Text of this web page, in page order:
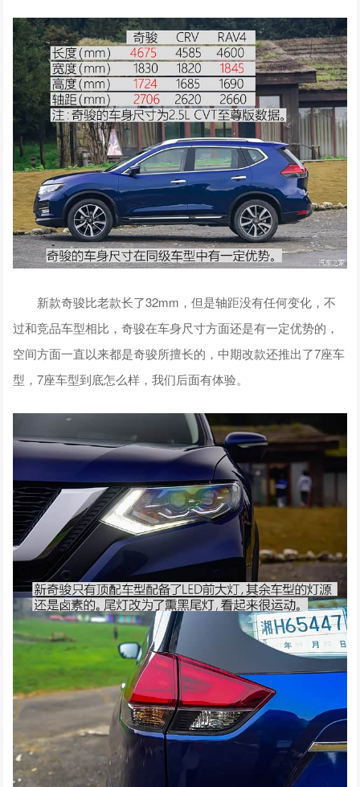
新款奇骏比老款长了32mm，但是轴距没有任何变化，不
过和竞品车型相比，奇骏在车身尺寸方面还是有一定优势的，
空间方面一直以来都是奇骏所擅长的，中期改款还推出了7座车
型，7座车型到底怎么样，我们后面有体验。